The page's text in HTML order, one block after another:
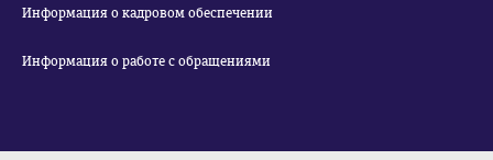
Информация о кадровом обеспечении
Информация о работе с обращениями